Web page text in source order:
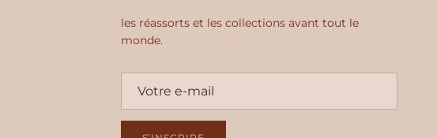
les réassorts et les collections avant tout le
monde.